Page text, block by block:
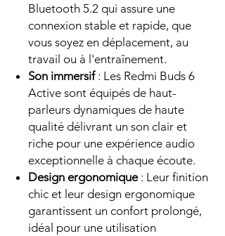
Bluetooth 5.2 qui assure une
connexion stable et rapide, que
vous soyez en déplacement, au
travail ou à l'entraînement.
Son immersif: Les Redmi Buds 6
Active sont équipés de haut-
parleurs dynamiques de haute
qualité délivrant un son clair et
riche pour une expérience audio
exceptionnelle à chaque écoute.
Design ergonomique: Leur finition
chic et leur design ergonomique
garantissent un confort prolongé,
idéal pour une utilisation